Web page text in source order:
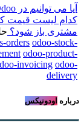
کدام لیست قیمت
مشتری باز شود؟
orders odoo-stock-
odoo-product-
invoicing odoo-
delivery
درباره اودونیکس